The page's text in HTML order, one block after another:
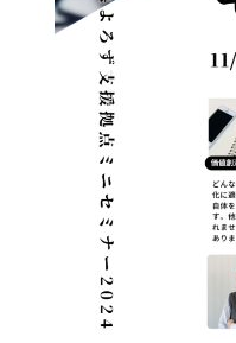
産学官で連携したい
海外展開したい
中小企業支援センター
経営支援課
新事業・販路開拓支援課
よろず支援拠点
事業承継・引継ぎ支援セ